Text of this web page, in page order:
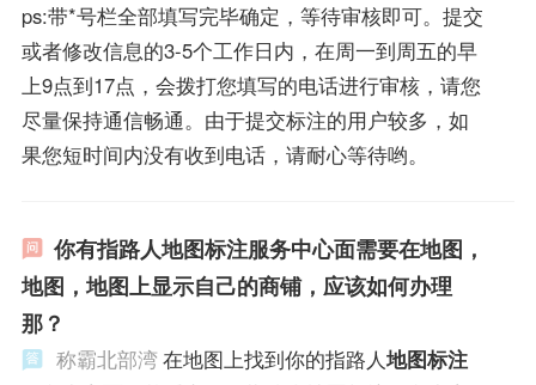
ps:带*号栏全部填写完毕确定，等待审核即可。提交
或者修改信息的3-5个工作日内，在周一到周五的早
上9点到17点，会拨打您填写的电话进行审核，请您
尽量保持通信畅通。由于提交标注的用户较多，如
果您短时间内没有收到电话，请耐心等待哟。
你有指路人地图标注服务中心面需要在地图，
地图，地图上显示自己的商铺，应该如何办理
那？
称霸北部湾 在地图上找到你的指路人地图标注